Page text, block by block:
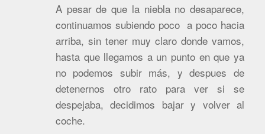
A pesar de que la niebla no desaparece,
continuamos subiendo poco a poco hacia
arriba, sin tener muy claro donde vamos,
hasta que llegamos a un punto en que ya
no podemos subir más, y despues de
detenernos otro rato para ver si se
despejaba, decidimos bajar y volver al
coche.